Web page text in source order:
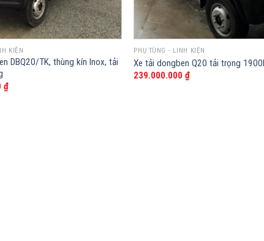
KIỆN
DBQ20/TK, thùng kín Inox, tải
₫
PHỤ TÙNG - LINH KIỆN
Xe tải dongben Q20 tải trọng
239.000.000₫